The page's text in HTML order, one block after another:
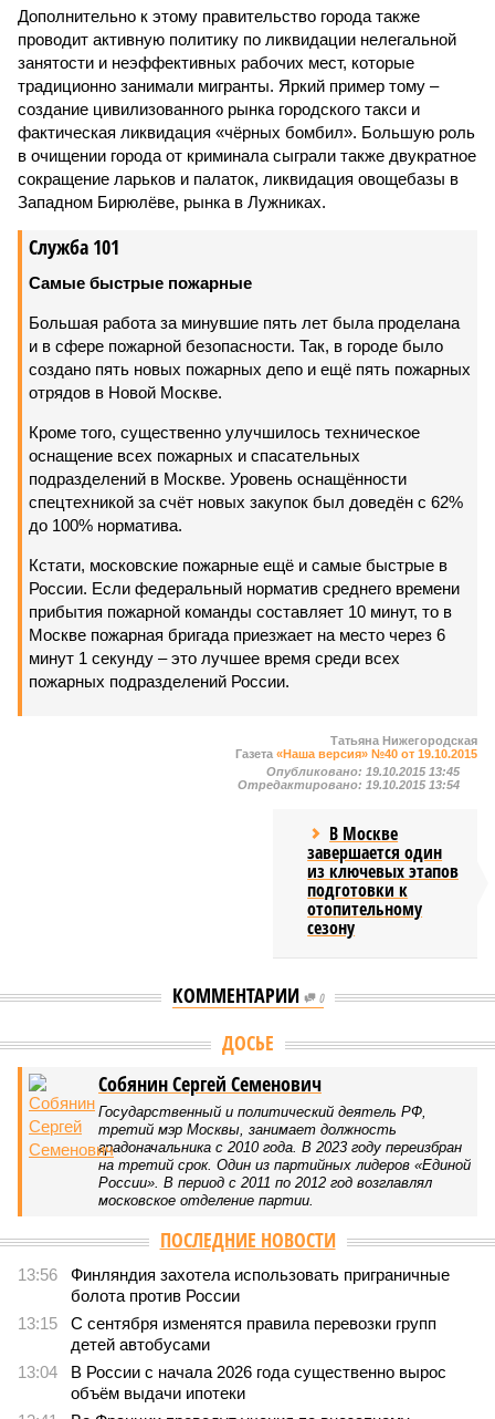
Дополнительно к этому правительство города также
проводит активную политику по ликвидации нелегальной
занятости и неэффективных рабочих мест, которые
традиционно занимали мигранты. Яркий пример тому –
создание цивилизованного рынка городского такси и
фактическая ликвидация «чёрных бомбил». Большую роль
в очищении города от криминала сыграли также двукратное
сокращение ларьков и палаток, ликвидация овощебазы в
Западном Бирюлёве, рынка в Лужниках.
Служба 101
Самые быстрые пожарные
Большая работа за минувшие пять лет была проделана
и в сфере пожарной безопасности. Так, в городе было
создано пять новых пожарных депо и ещё пять пожарных
отрядов в Новой Москве.
Кроме того, существенно улучшилось техническое
оснащение всех пожарных и спасательных
подразделений в Москве. Уровень оснащённости
спецтехникой за счёт новых закупок был доведён с 62%
до 100% норматива.
Кстати, московские пожарные ещё и самые быстрые в
России. Если федеральный норматив среднего времени
прибытия пожарной команды составляет 10 минут, то в
Москве пожарная бригада приезжает на место через 6
минут 1 секунду – это лучшее время среди всех
пожарных подразделений России.
Татьяна Нижегородская
Газета «Наша версия» №40 от 19.10.2015
Опубликовано: 19.10.2015 13:45
Отредактировано: 19.10.2015 13:54
В Москве
завершается один
из ключевых этапов
подготовки к
отопительному
сезону
КОММЕНТАРИИ 0
ДОСЬЕ
Собянин Сергей Семенович
Государственный и политический деятель РФ,
третий мэр Москвы, занимает должность
градоначальника с 2010 года. В 2023 году переизбран
на третий срок. Один из партийных лидеров «Единой
России». В период с 2011 по 2012 год возглавлял
московское отделение партии.
ПОСЛЕДНИЕ НОВОСТИ
13:56
Финляндия захотела использовать приграничные
болота против России
13:15
С сентября изменятся правила перевозки групп
детей автобусами
13:04
В России с начала 2026 года существенно вырос
объём выдачи ипотеки